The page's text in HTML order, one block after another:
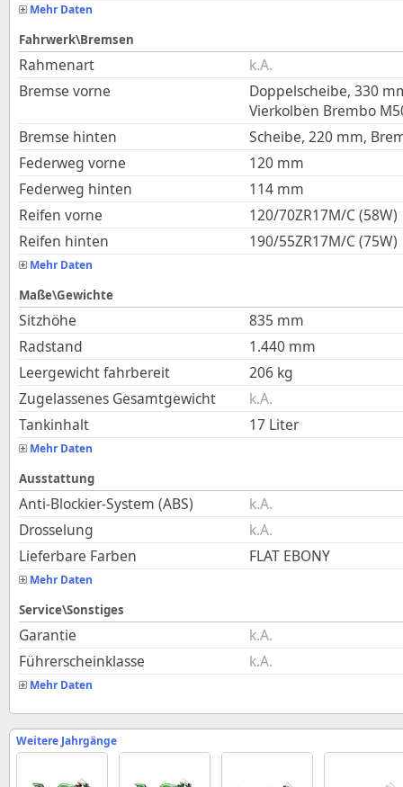
Mehr Daten
Fahrwerk\Bremsen
Rahmenart
k.A.
Bremse vorne
Doppelscheibe, 330
Vierkolben Brembo
Bremse hinten
Scheibe, 220 mm,
Federweg vorne
120 mm
Federweg hinten
114 mm
Reifen vorne
120/70ZR17M/C (58W)
Reifen hinten
190/55ZR17M/C (75W)
Mehr Daten
Maße\Gewichte
Sitzhöhe 835 mm
Radstand
1.440 mm
Leergewicht fahrbereit
206 kg
Zugelassenes Gesamtgewicht
k.A.
Tankinhalt
17 Liter
Mehr Daten
Ausstattung
Anti-Blockier-System (ABS)
k.A.
Drosselung
k.A.
Lieferbare Farben
FLAT EBONY
Mehr Daten
Service\Sonstiges
Garantie
k.A.
Führerscheinklasse
k.A.
Mehr Daten
Weitere Jahrgänge